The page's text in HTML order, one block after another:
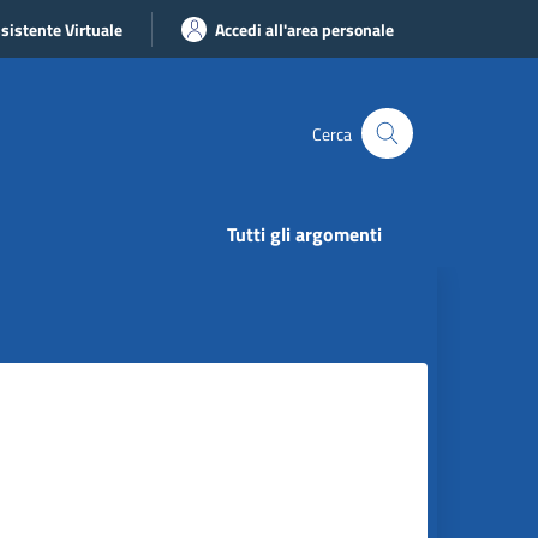
Virtuale Accedi all'area personale
Cerca
Tutti gli argomenti